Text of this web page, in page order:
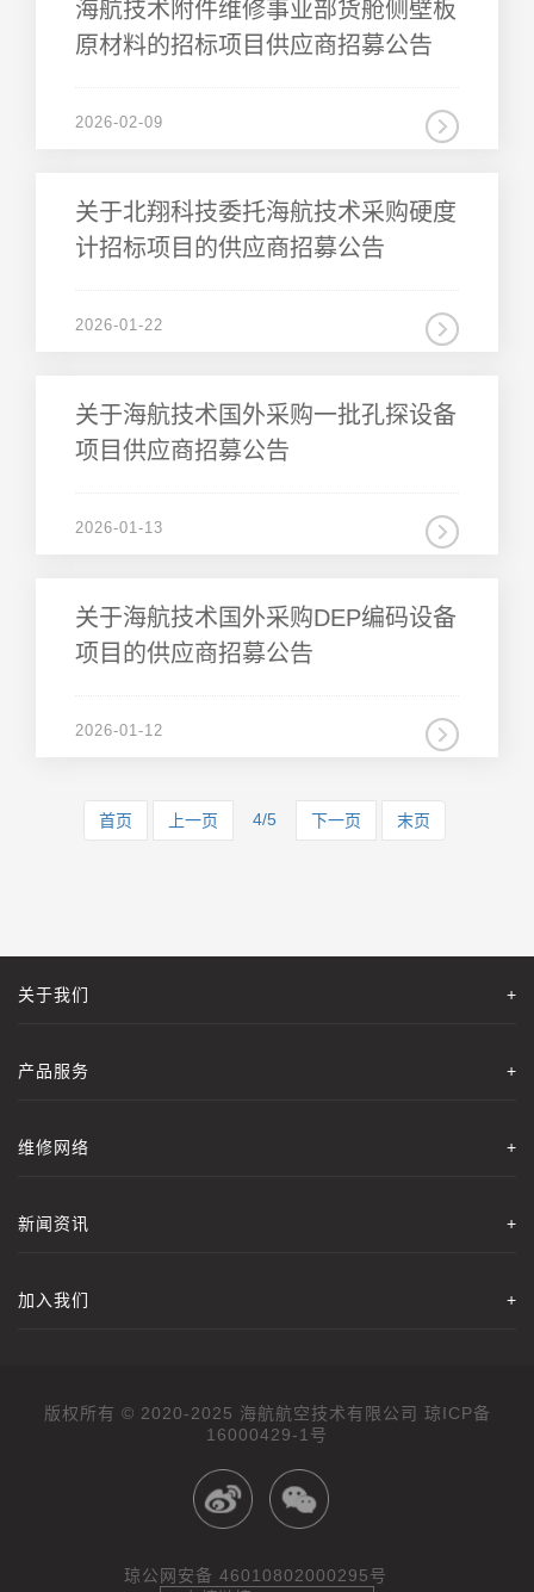
原材料的招标项目供应商招募公告
2026-02-09
计招标项目的供应商招募公告
2026-01-22
项目供应商招募公告
2026-01-13
项目的供应商招募公告
2026-01-12
首页 上一页 4/5 下一页 末页
关于我们 +
产品服务 +
维修网络 +
新闻资讯 +
加入我们 +
版权所有 © 2020-2025 海航航空技术有限公司
16000429-1号
琼公网安备 46010802000295号